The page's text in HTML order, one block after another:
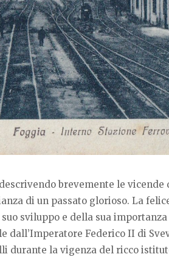
brevemente le
di un passato glorioso. La
sviluppo e della sua
Federico II di
durante la vigenza del ricco